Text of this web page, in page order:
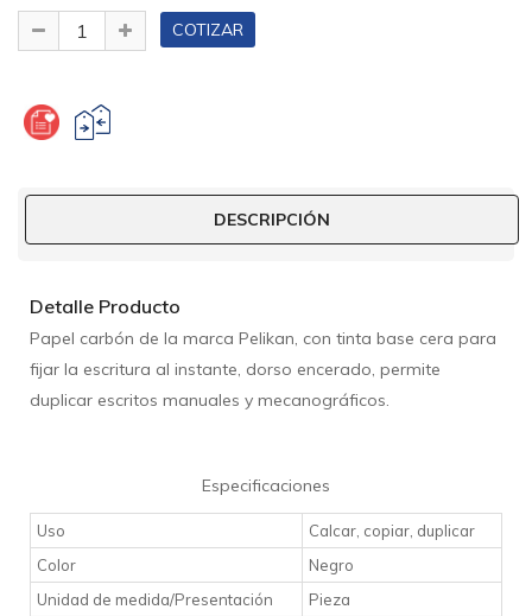
DESCRIPCIÓN
Detalle Producto
Papel carbón de la marca Pelikan, con tinta base cera para
fijar la escritura al instante, dorso encerado, permite
duplicar escritos manuales y mecanográficos.
Especificaciones
Uso
Calcar, copiar, duplicar
Color
Negro
Unidad de medida/Presentación
Pieza